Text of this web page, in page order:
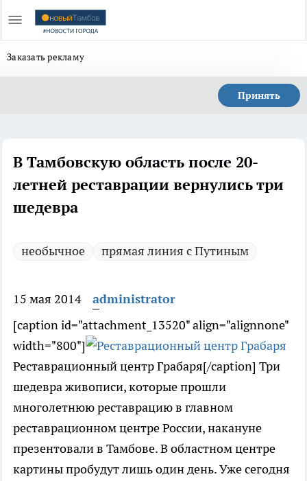
Заказать рекламу
Принять
В Тамбовскую область после 20-
летней реставрации вернулись три
шедевра
необычное прямая линия с Путиным
15 мая 2014
administrator
[caption id="attachment_13520" align="alignnone"
width="800"]
Реставрационный центр Грабаря[/caption] Три
шедевра живописи, которые прошли
многолетнюю реставрацию в главном
реставрационном центре России, накануне
презентовали в Тамбове. В областном центре
картины пробудут лишь один день. Уже сегодня